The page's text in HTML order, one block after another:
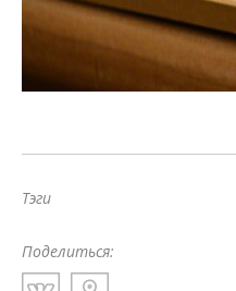
Тэги
Поделиться: